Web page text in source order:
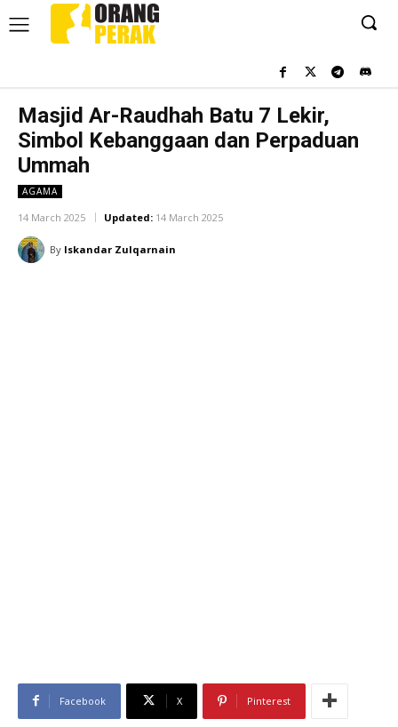
Masjid Ar-Raudhah Batu 7 Lekir,
Simbol Kebanggaan dan Perpaduan
Ummah
AGAMA
14 March 2025 Updated: 14 March 2025
By Iskandar Zulqarnain
Facebook X Pinterest